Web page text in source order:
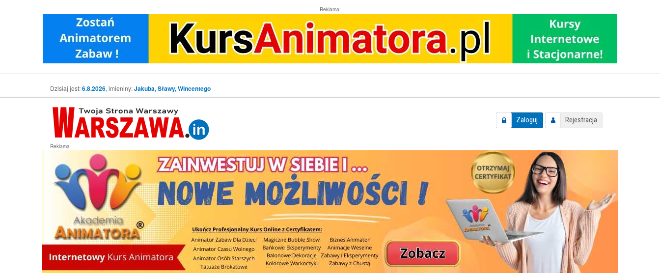
Reklama:
Dzisiaj jest:6.8.2026, imieniny:Jakuba, Sławy, Wincentego
Zaloguj Rejestracja
Reklama